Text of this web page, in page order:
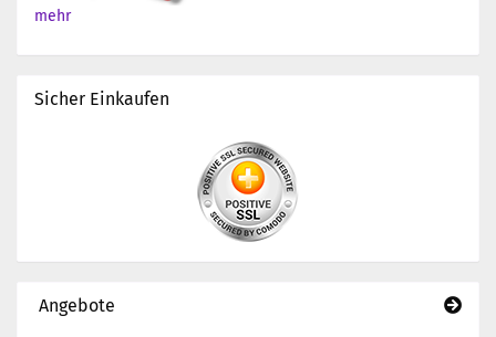
mehr
Sicher Einkaufen
Angebote